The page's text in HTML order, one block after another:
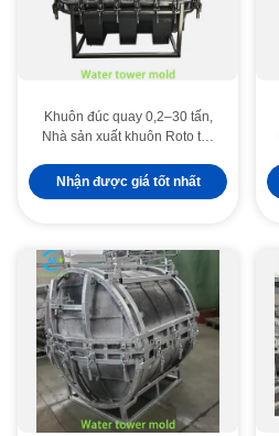
Khuôn đúc quay 0,2–30 tấn,
Nhà sản xuất khuôn Roto tùy
Nhận được giá tốt nhất